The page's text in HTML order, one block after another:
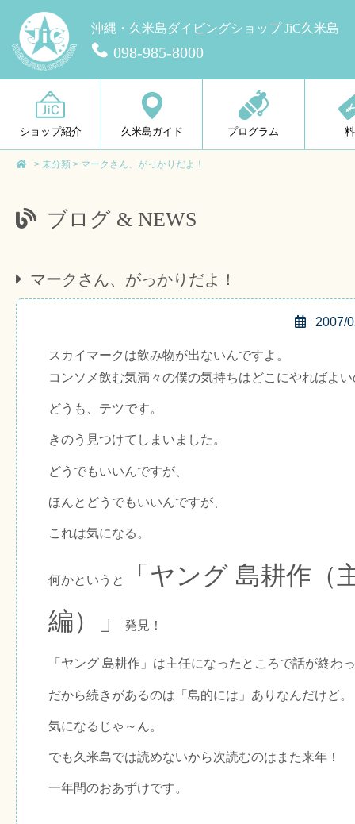
沖縄・久米島ダイビングショップ JiC久米島
098-985-8000
ショップ紹介 久米島ガイド プログラム
> 未分類 > マークさん、がっかりだよ！
ブログ & NEWS
マークさん、がっかりだよ！
2007/
スカイマークは飲み物が出ないんですよ。
コンソメ飲む気満々の僕の気持ちはどこにやればよ
どうも、テツです。
きのう見つけてしまいました。
どうでもいいんですが、
ほんとどうでもいいんですが、
これは気になる。
何かというと
「ヤング 島耕作（
編）」
発見！
「ヤング 島耕作」は主任になったところで話が終わ
だから続きがあるのは「島的には」ありなんだけど。
気になるじゃ～ん。
でも久米島では読めないから次読むのはまた来年！
一年間のおあずけです。